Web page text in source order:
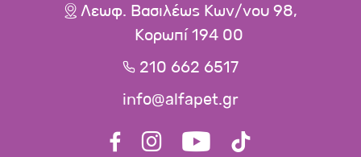
Λεωφ. Βασιλέως Κων/νου 98,
Κορωπί 194 00
210 662 6517
info@alfapet.gr